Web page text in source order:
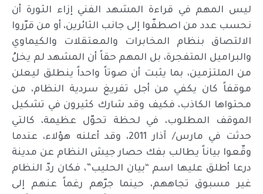
ليس المهم في قراءة المشهد الفني إزاء الثورة أن
نحسب عدد من اصطفّوا إلى جانب الثائرين، أو من قرّروا
الالتصاق بنظام المخابرات والمعتقلات والكيماوي
والبراميل المتفجرة، بل المهم حقاً أن المشهد لم يخلُ
من الملتزمين، بما يثبت أن صوتاً واحداً ينطلق ليعلن
موقفاً كان يكفي من أجل تفريغ سردية النظام، من
محتواها الكاذب، فكيف وقد شارك كثيرون في تشكيل
الموقف المطلوب، في لحظة تحوّل عظيمة، كالتي
حدثت في مارس/ آذار 2011، وقد أعلنه هؤلاء، عندما
وقّعوا بياناً يطالب بفك حصار جيش النظام عن مدينة
درعا أطلق عليها اسم “بيان الحليب”، فكان ردّ النظام
غير مسبوق تجاههم، حينما جرّهم رغماً عنهم إلى